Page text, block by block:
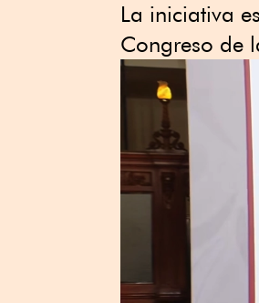
La iniciativa
Congreso de